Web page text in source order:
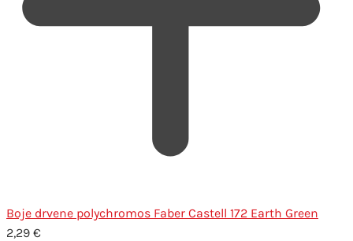
Boje drvene polychromos Faber Castell 172 Earth Green
2,29 €